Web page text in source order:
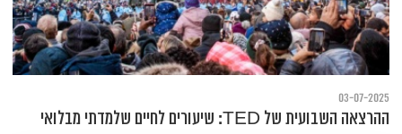
03-07-2025
ההרצאה השבועית של TED: שיעורים לחיים שלמדתי מבלואי